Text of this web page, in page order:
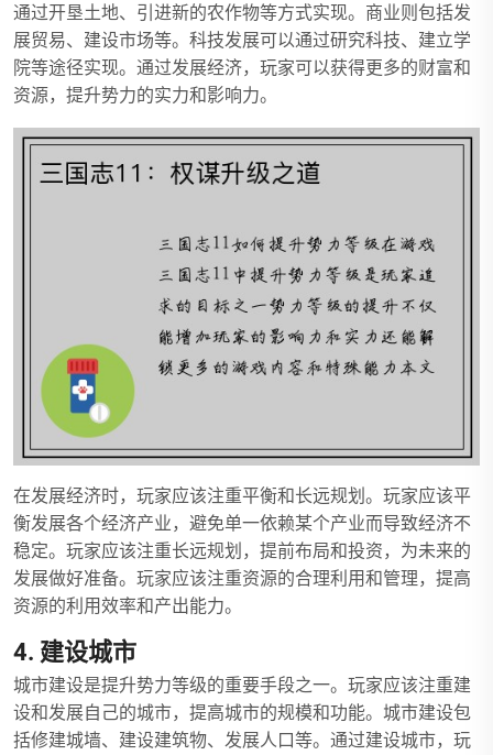
通过开垦土地、引进新的农作物等方式实现。商业则包括发
展贸易、建设市场等。科技发展可以通过研究科技、建立学
院等途径实现。通过发展经济，玩家可以获得更多的财富和
资源，提升势力的实力和影响力。
在发展经济时，玩家应该注重平衡和长远规划。玩家应该平
衡发展各个经济产业，避免单一依赖某个产业而导致经济不
稳定。玩家应该注重长远规划，提前布局和投资，为未来的
发展做好准备。玩家应该注重资源的合理利用和管理，提高
资源的利用效率和产出能力。
4. 建设城市
城市建设是提升势力等级的重要手段之一。玩家应该注重建
设和发展自己的城市，提高城市的规模和功能。城市建设包
括修建城墙、建设建筑物、发展人口等。通过建设城市，玩